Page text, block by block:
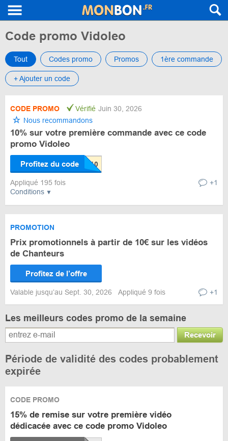
Code promo Vidoleo
Tout Codes promo Promos 1ère commande
+ Ajouter un code
Conditions
CODE PROMO Vérifié Juin 30, 2026
Nous recommandons
10% sur votre première commande avec ce code
promo Vidoleo
Profitez du code
Appliqué 195 fois +1
PROMOTION
Prix promotionnels à partir de 10€ sur les vidéos
de Chanteurs
Profitez de l’offre
Valable jusqu’au Sept. 30, 2026 Appliqué 9 fois +1
Les meilleurs codes promo de la semaine
Recevoir
Période de validité des codes probablement
expirée
CODE PROMO
15% de remise sur votre première vidéo
dédicacée avec ce code promo Vidoleo